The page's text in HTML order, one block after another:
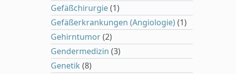
Gefäßchirurgie(1)
Gefäßerkrankungen (Angiologie)(1)
Gehirntumor(2)
Gendermedizin (3)
Genetik (8)